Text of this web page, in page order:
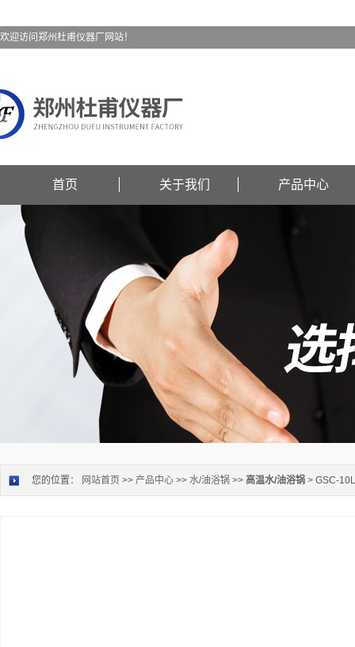
欢迎访问郑州杜甫仪器厂网站！
首页 关于我们 产品中心
您的位置： 网站首页 >> 产品中心 >> 水/油浴锅 >> 高温水/油浴锅 > GSC-